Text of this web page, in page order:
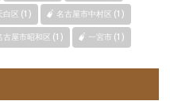
白区 (1) 名古屋市中村区 (1)
古屋市昭和区 (1) 一宮市 (1)